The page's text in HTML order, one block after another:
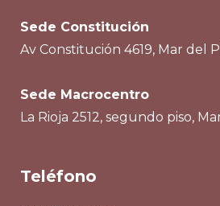
Sede Constitución
Av Constitución 4619, Mar del
Sede Macrocentro
La Rioja 2512, segundo piso,
Teléfono